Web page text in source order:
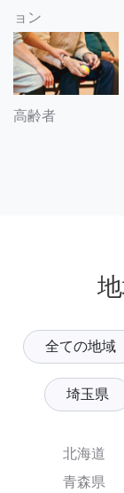
ョン
高齢者
全ての地域
埼玉県
北海道
青森県